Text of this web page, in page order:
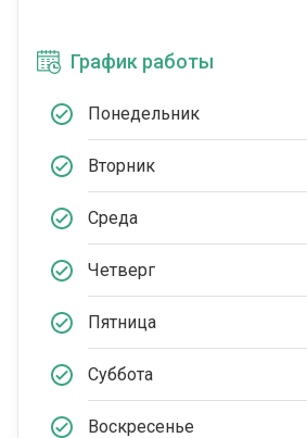
График работы
Понедельник
Вторник
Среда
Четверг
Пятница
Суббота
Воскресенье